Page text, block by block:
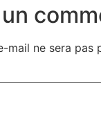
mail ne sera pas